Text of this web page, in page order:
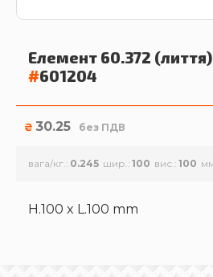
Елемент 60.372 (лиття)
#601204
₴ 30.25 без ПДВ
вага/кг. 0.245 шир. 100 вис. 100
H.100 x L.100 mm